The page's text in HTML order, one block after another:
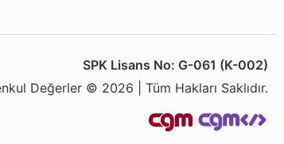
SPK Lisans No: G-061 (K-002)
Değerler © 2026 | Tüm Hakları Saklıdır.